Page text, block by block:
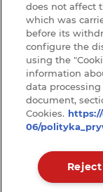
Ochrona
BAZA WIEDZY
KONTAKT
RODO
ARTYKUŁY
does not affect
which was
before its
configure the
using the
information
data
document,
Cookies.
06/